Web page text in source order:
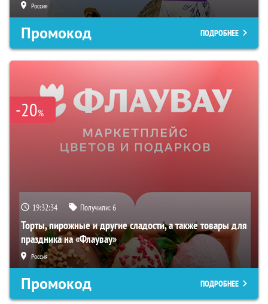
Россия
Промокод ПОДРОБНЕЕ
-20%
19:32:33 Получили:6
Торты, пирожные и другие сладости, а также товары для
праздника на «Флаувау»
Россия
Промокод ПОДРОБНЕЕ